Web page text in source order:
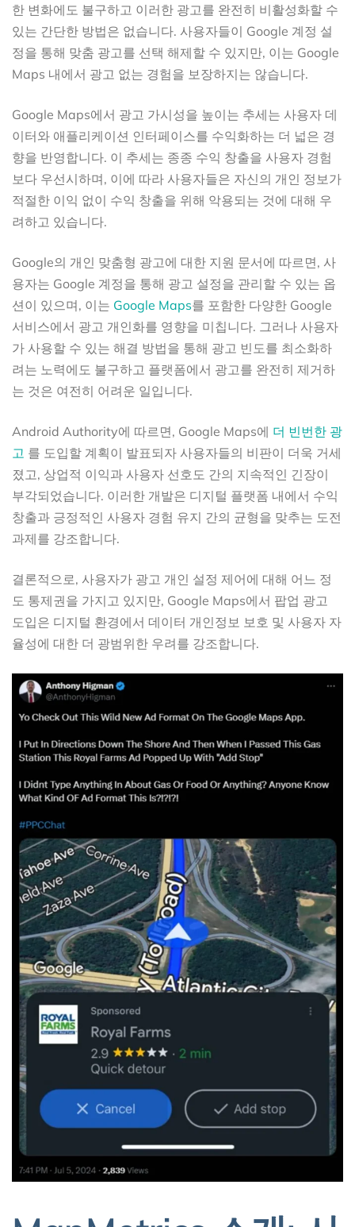
한 변화에도 불구하고 이러한 광고를 완전히 비활성화할 수
있는 간단한 방법은 없습니다. 사용자들이 Google 계정 설
정을 통해 맞춤 광고를 선택 해제할 수 있지만, 이는 Google
Maps 내에서 광고 없는 경험을 보장하지는 않습니다.
Google Maps에서 광고 가시성을 높이는 추세는 사용자 데
이터와 애플리케이션 인터페이스를 수익화하는 더 넓은 경
향을 반영합니다. 이 추세는 종종 수익 창출을 사용자 경험
보다 우선시하며, 이에 따라 사용자들은 자신의 개인 정보가
적절한 이익 없이 수익 창출을 위해 악용되는 것에 대해 우
려하고 있습니다.
Google의 개인 맞춤형 광고에 대한 지원 문서에 따르면, 사
용자는 Google 계정을 통해 광고 설정을 관리할 수 있는 옵
션이 있으며, 이는 Google Maps를 포함한 다양한 Google
서비스에서 광고 개인화를 영향을 미칩니다. 그러나 사용자
가 사용할 수 있는 해결 방법을 통해 광고 빈도를 최소화하
려는 노력에도 불구하고 플랫폼에서 광고를 완전히 제거하
는 것은 여전히 어려운 일입니다.
Android Authority에 따르면, Google Maps에 더 빈번한 광
고 를 도입할 계획이 발표되자 사용자들의 비판이 더욱 거세
졌고, 상업적 이익과 사용자 선호도 간의 지속적인 긴장이
부각되었습니다. 이러한 개발은 디지털 플랫폼 내에서 수익
창출과 긍정적인 사용자 경험 유지 간의 균형을 맞추는 도전
과제를 강조합니다.
결론적으로, 사용자가 광고 개인 설정 제어에 대해 어느 정
도 통제권을 가지고 있지만, Google Maps에서 팝업 광고
도입은 디지털 환경에서 데이터 개인정보 보호 및 사용자 자
율성에 대한 더 광범위한 우려를 강조합니다.